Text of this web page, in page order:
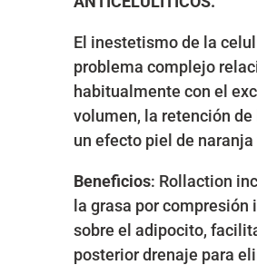
El inestetismo de la
problema complejo
habitualmente con el
volumen, la retención
un efecto piel de
Beneficios: Rollaction
la grasa por compresión
sobre el adipocito,
posterior drenaje para